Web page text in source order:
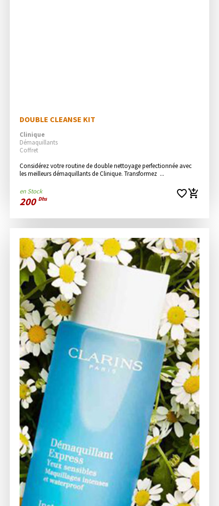
DOUBLE CLEANSE KIT
Clinique
Démaquillants
Coffret
Considérez votre routine de double nettoyage perfectionnée avec
les meilleurs démaquillants de Clinique. Transformez  ...
en Stock
200 Dhs favorite_borderadd_shopping_cart